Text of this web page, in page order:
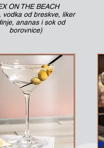
ON THE BEACH
vodka od breskve, liker
ananas i sok od
borovnice)